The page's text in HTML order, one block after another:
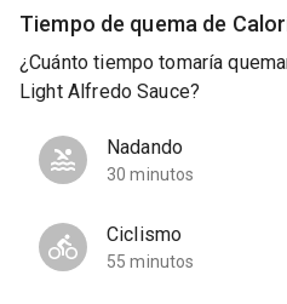
Tiempo de quema de
¿Cuánto tiempo tomaría
Light Alfredo Sauce?
Nadando
30 minutos
Ciclismo
55 minutos